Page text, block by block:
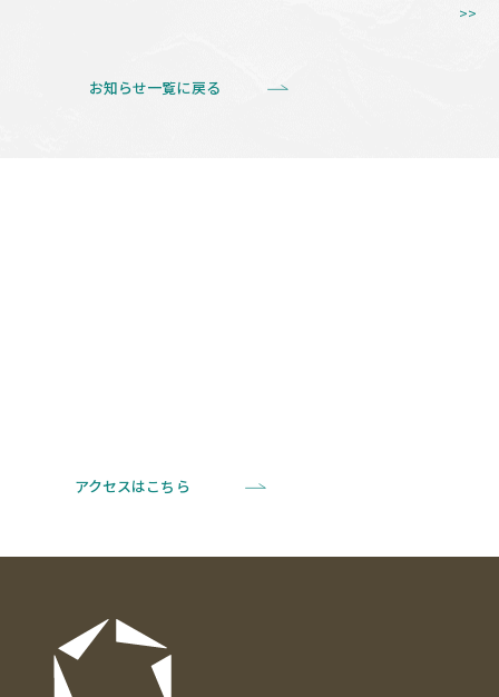
>>
お知らせ一覧に戻る
アクセスはこちら